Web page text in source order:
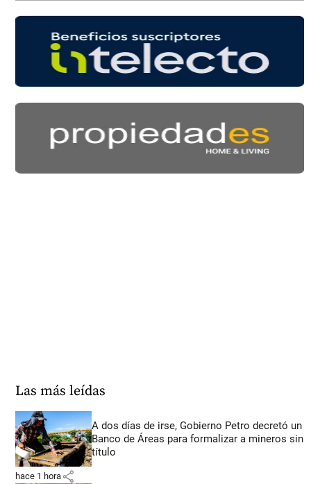
Las más leídas
A dos días de irse, Gobierno Petro decretó un
Banco de Áreas para formalizar a mineros sin
título
hace 1 hora share